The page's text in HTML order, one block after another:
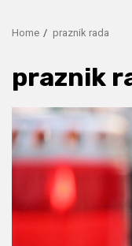
Home praznik rada
praznik